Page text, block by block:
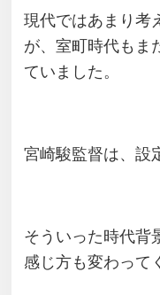
現代ではあまり考
が、室町時代もま
ていました。
宮崎駿監督は、設
そういった時代背
感じ方も変わって